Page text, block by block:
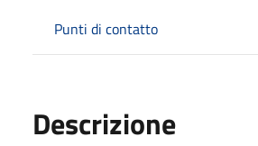
Punti di contatto
Descrizione